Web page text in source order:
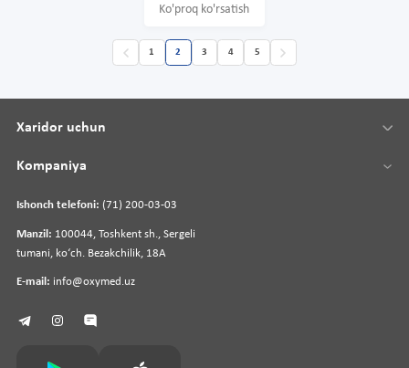
Ko'proq ko'rsatish
1 2 3 4 5
Ishonch telefoni: (71) 200-03-03
Manzil: 100044, Toshkent sh., Sergeli
tumani, koʻch. Bezakchilik, 18A
E-mail: info@oxymed.uz
Xaridor uchun
Kompaniya